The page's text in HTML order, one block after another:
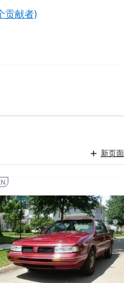
贡献者)
新页面